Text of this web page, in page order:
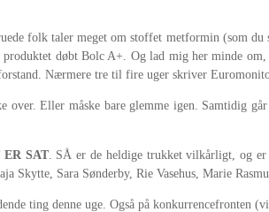
folk taler meget om stoffet metformin (som
produktet døbt Bolc A+. Og lad mig her minde
Nærmere tre til fire uger skriver
over. Eller måske bare glemme igen. Samtidig
SAT. SÅ er de heldige trukket vilkårligt, og
Skytte, Sara Sønderby, Rie Vasehus, Marie
ting denne uge. Også på konkurrencefronten